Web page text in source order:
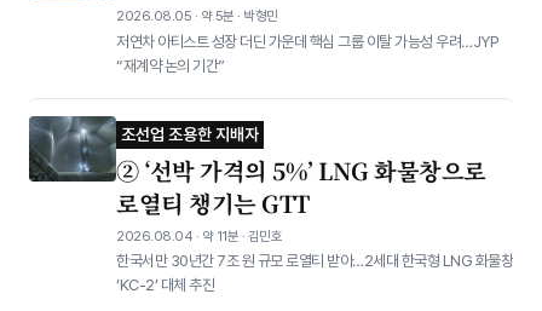
2026.08.05 · 약 5분 · 박형민
저연차 아티스트 성장 더딘 가운데 핵심 그룹 이탈 가능성 우려…JYP
“재계약 논의 기간”
조선업 조용한 지배자
② ‘선박 가격의 5%’ LNG 화물창으로
로열티 챙기는 GTT
2026.08.04 · 약 11분 · 김민호
한국서만 30년간 7조 원 규모 로열티 받아…2세대 한국형 LNG 화물창
‘KC-2’ 대체 추진